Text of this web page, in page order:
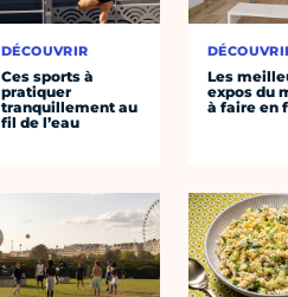
DÉCOUVRIR
Ces sports à
pratiquer
tranquillement au
fil de l’eau
Les
expos du
à faire en